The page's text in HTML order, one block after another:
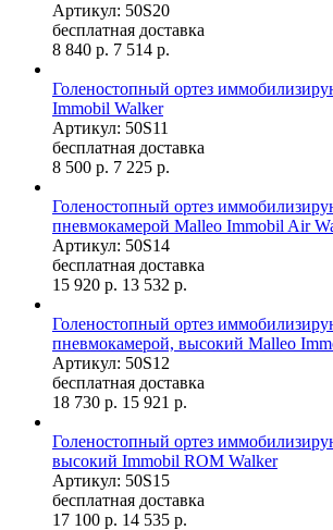
Артикул: 50S20
бесплатная доставка
8 840 р. 7 514 р.
Голеностопный ортез
Immobil Walker
Артикул: 50S11
бесплатная доставка
8 500 р. 7 225 р.
Голеностопный ортез
пневмокамерой Malleo Immobil Air
Артикул: 50S14
бесплатная доставка
15 920 р. 13 532 р.
Голеностопный ортез
пневмокамерой, высокий Malleo
Артикул: 50S12
бесплатная доставка
18 730 р. 15 921 р.
Голеностопный ортез
высокий Immobil ROM Walker
Артикул: 50S15
бесплатная доставка
17 100 р. 14 535 р.